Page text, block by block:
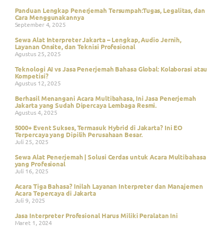
Panduan Lengkap Penerjemah Tersumpah:Tugas, Legalitas, dan
Cara Menggunakannya
September 4, 2025
Sewa Alat Interpreter Jakarta – Lengkap, Audio Jernih,
Layanan Onsite, dan Teknisi Profesional
Agustus 25, 2025
Teknologi AI vs Jasa Penerjemah Bahasa Global: Kolaborasi atau
Kompetisi?
Agustus 12, 2025
Berhasil Menangani Acara Multibahasa, Ini Jasa Penerjemah
Jakarta yang Sudah Dipercaya Lembaga Resmi.
Agustus 4, 2025
5000+ Event Sukses, Termasuk Hybrid di Jakarta? Ini EO
Terpercaya yang Dipilih Perusahaan Besar.
Juli 25, 2025
Sewa Alat Penerjemah | Solusi Cerdas untuk Acara Multibahasa
yang Profesional
Juli 16, 2025
Acara Tiga Bahasa? Inilah Layanan Interpreter dan Manajemen
Acara Tepercaya di Jakarta
Juli 9, 2025
Jasa Interpreter Profesional Harus Miliki Peralatan Ini
Maret 1, 2024